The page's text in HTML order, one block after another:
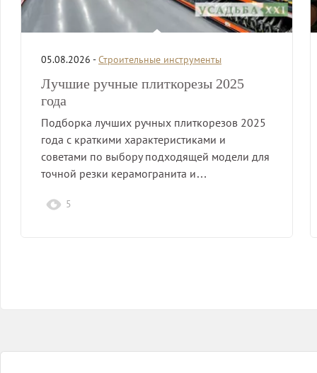
05.08.2026 -Строительные инструменты
Лучшие ручные плиткорезы 2025
года
Подборка лучших ручных плиткорезов 2025
года с краткими характеристиками и
советами по выбору подходящей модели для
точной резки керамогранита и…
5